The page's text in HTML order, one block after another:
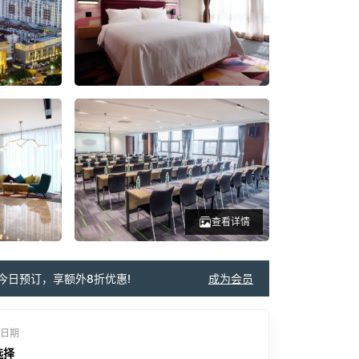
查看详情
日预订，享额外8折优惠! 成为会员
期
择